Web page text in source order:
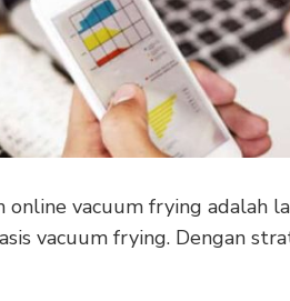
online vacuum frying adalah
vacuum frying. Dengan